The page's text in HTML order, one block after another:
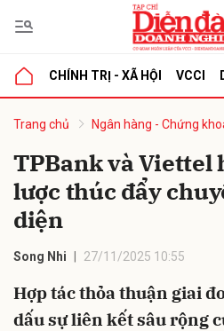
CHÍNH TRỊ - XÃ HỘI VCCI
Trang chủ Ngân hàng - Chứng
TPBank và Viettel
lược thúc đẩy
diện
Song Nhi 27/11/2025 10:55
Hợp tác thỏa thuận giai
dấu sự liên kết sâu rộng
luận